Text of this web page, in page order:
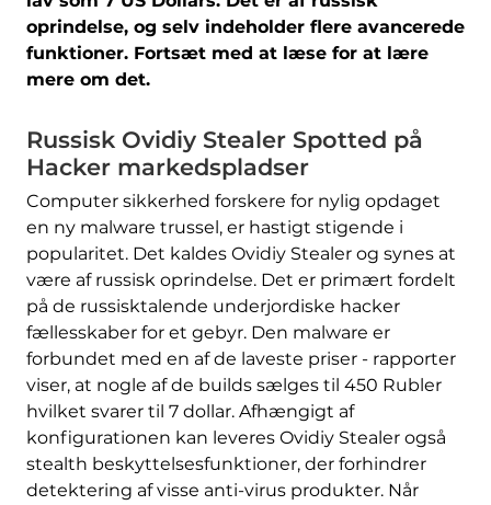
oprindelse, og selv indeholder flere avancerede
funktioner. Fortsæt med at læse for at lære
mere om det.
Russisk Ovidiy Stealer Spotted på
Hacker markedspladser
Computer sikkerhed forskere for nylig opdaget
en ny malware trussel, er hastigt stigende i
popularitet. Det kaldes Ovidiy Stealer og synes at
være af russisk oprindelse. Det er primært fordelt
på de russisktalende underjordiske hacker
fællesskaber for et gebyr. Den malware er
forbundet med en af ​​de laveste priser - rapporter
viser, at nogle af de builds sælges til 450 Rubler
hvilket svarer til 7 dollar. Afhængigt af
konfigurationen kan leveres Ovidiy Stealer også
stealth beskyttelsesfunktioner, der forhindrer
detektering af visse anti-virus produkter. Når